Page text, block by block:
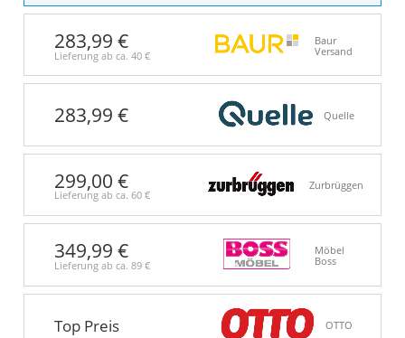
283,99 €
Lieferung ab ca. 40 €
Baur
Versand
283,99 € Quelle
299,00 €
Lieferung ab ca. 60 €
Zurbrüggen
349,99 €
Lieferung ab ca. 89 €
Möbel
Boss
Top Preis OTTO